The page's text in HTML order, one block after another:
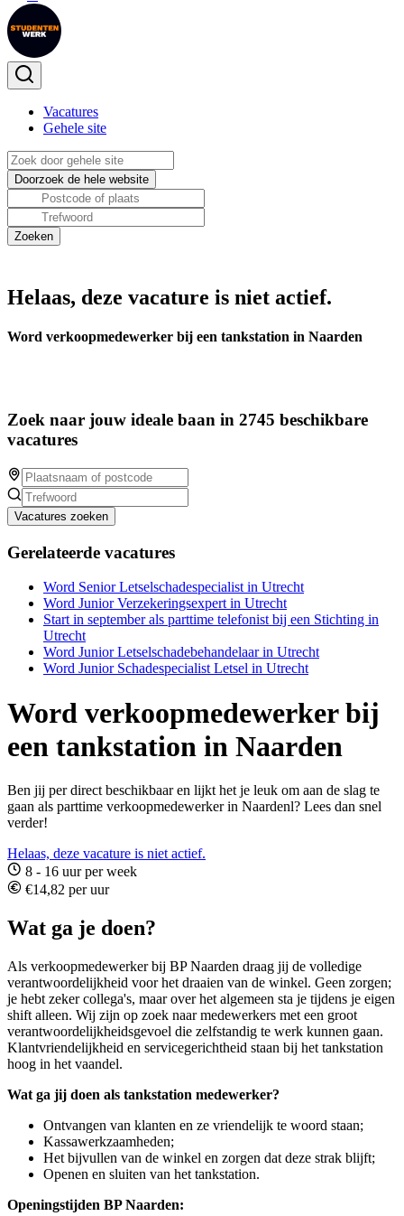
Vacatures
Gehele site
Helaas, deze vacature is niet actief.
Word verkoopmedewerker bij een tankstation in Naarden
Zoek naar jouw ideale baan in 2745 beschikbare
vacatures
Vacatures zoeken
Gerelateerde vacatures
Word Senior Letselschadespecialist in Utrecht
Word Junior Verzekeringsexpert in Utrecht
Start in september als parttime telefonist bij een Stichting in
Utrecht
Word Junior Letselschadebehandelaar in Utrecht
Word Junior Schadespecialist Letsel in Utrecht
Word verkoopmedewerker bij
een tankstation in Naarden
Ben jij per direct beschikbaar en lijkt het je leuk om aan de slag te
gaan als parttime verkoopmedewerker in Naardenl? Lees dan snel
verder!
Helaas, deze vacature is niet actief.
8 - 16 uur per week
€14,82 per uur
Wat ga je doen?
Als verkoopmedewerker bij BP Naarden draag jij de volledige
verantwoordelijkheid voor het draaien van de winkel. Geen zorgen;
je hebt zeker collega's, maar over het algemeen sta je tijdens je eigen
shift alleen. Wij zijn op zoek naar medewerkers met een groot
verantwoordelijkheidsgevoel die zelfstandig te werk kunnen gaan.
Klantvriendelijkheid en servicegerichtheid staan bij het tankstation
hoog in het vaandel.
Wat ga jij doen als tankstation medewerker?
Ontvangen van klanten en ze vriendelijk te woord staan;
Kassawerkzaamheden;
Het bijvullen van de winkel en zorgen dat deze strak blijft;
Openen en sluiten van het tankstation.
Openingstijden BP Naarden: